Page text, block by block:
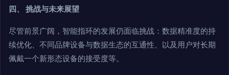
四、 挑战与未来展望
尽管前景广阔，智能指环的发展仍面临挑战：数据精准度的持
续优化、不同品牌设备与数据生态的互通性、以及用户对长期
佩戴一个新形态设备的接受度等。